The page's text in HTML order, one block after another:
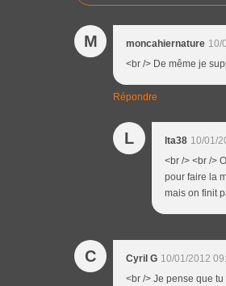
M moncahiernature 10/
<br /> De même je
Répondre
L lta38 10/01/
<br /> <br />
pour faire la
mais on finit
C Cyril G 10/01/2012
<br /> Je pense que